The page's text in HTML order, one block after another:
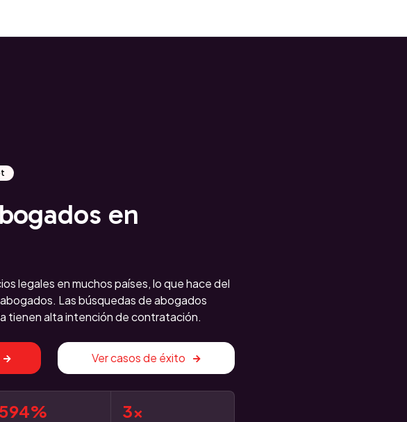
en
legales en muchos países, lo que hace del
Las búsquedas de abogados
tienen alta intención de contratación.
Ver casos de éxito
594% 3x